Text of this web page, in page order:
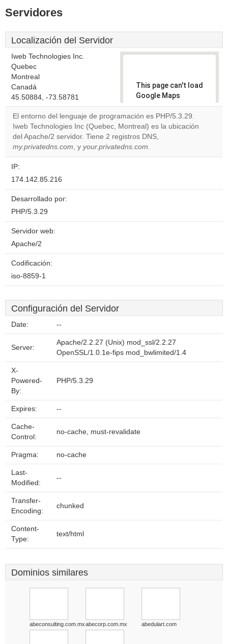
Servidores
Localización del Servidor
Iweb Technologies Inc.
Quebec
Montreal
Canadá
45.50884, -73.58781
This page can't load
Google Maps
correctly.
Do you
own this
website?
El entorno del lenguaje de programación es PHP/5.3.29.
Iweb Technologies Inc (Quebec, Montreal) es la ubicación
del Apache/2 servidor. Tiene 2 registros DNS,
my.privatedns.com, y your.privatedns.com.
IP:
174.142.85.216
Desarrollado por:
PHP/5.3.29
Servidor web:
Apache/2
Codificación:
iso-8859-1
Configuración del Servidor
Date: --
Server:
Apache/2.2.27 (Unix) mod_ssl/2.2.27
OpenSSL/1.0.1e-fips mod_bwlimited/1.4
X-
Powered-
By:
PHP/5.3.29
Expires: --
Cache-
Control:
no-cache, must-revalidate
Pragma: no-cache
Last-
Modified:
--
Transfer-
Encoding:
chunked
Content-
Type:
text/html
Dominios similares
abeconsulting.com.mxabecorp.com.mx abedulart.com